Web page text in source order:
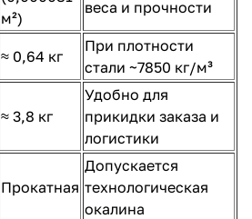
м²)
веса и прочности
≈ 0,64 кг
При плотности
стали ~7850 кг/м³
≈ 3,8 кг
Удобно для
прикидки заказа и
логистики
Прокатная
Допускается
технологическая
окалина